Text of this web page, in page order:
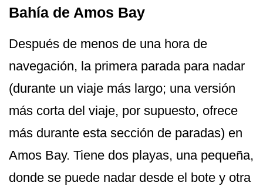
Bahía de Amos Bay
Después de menos de una hora de
navegación, la primera parada para nadar
(durante un viaje más largo; una versión
más corta del viaje, por supuesto, ofrece
más durante esta sección de paradas) en
Amos Bay. Tiene dos playas, una pequeña,
donde se puede nadar desde el bote y otra